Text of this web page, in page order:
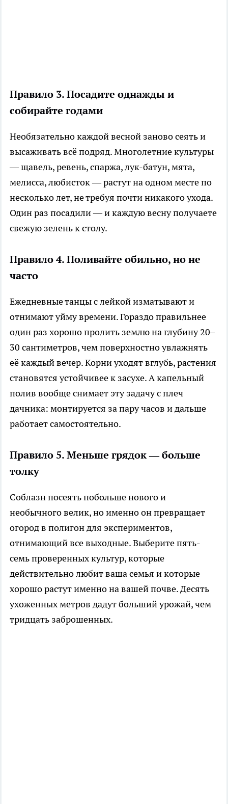
Правило 3. Посадите однажды и
собирайте годами
Необязательно каждой весной заново сеять и
высаживать всё подряд. Многолетние культуры
— щавель, ревень, спаржа, лук-батун, мята,
мелисса, любисток — растут на одном месте по
несколько лет, не требуя почти никакого ухода.
Один раз посадили — и каждую весну получаете
свежую зелень к столу.
Правило 4. Поливайте обильно, но не
часто
Ежедневные танцы с лейкой изматывают и
отнимают уйму времени. Гораздо правильнее
один раз хорошо пролить землю на глубину 20–
30 сантиметров, чем поверхностно увлажнять
её каждый вечер. Корни уходят вглубь, растения
становятся устойчивее к засухе. А капельный
полив вообще снимает эту задачу с плеч
дачника: монтируется за пару часов и дальше
работает самостоятельно.
Правило 5. Меньше грядок — больше
толку
Соблазн посеять побольше нового и
необычного велик, но именно он превращает
огород в полигон для экспериментов,
отнимающий все выходные. Выберите пять-
семь проверенных культур, которые
действительно любит ваша семья и которые
хорошо растут именно на вашей почве. Десять
ухоженных метров дадут больший урожай, чем
тридцать заброшенных.